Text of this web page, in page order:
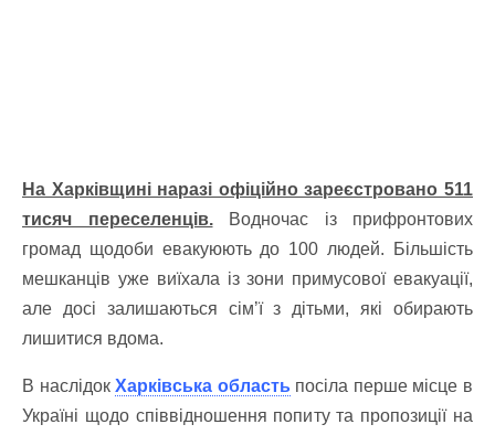
На Харківщині наразі офіційно зареєстровано 511
тисяч переселенців.Водночас із прифронтових
громад щодоби евакуюють до 100 людей. Більшість
мешканців уже виїхала із зони примусової евакуації,
але досі залишаються сім’ї з дітьми, які обирають
лишитися вдома.
В наслідокХарківська областьпосіла перше місце в
Україні щодо співвідношення попиту та пропозиції на